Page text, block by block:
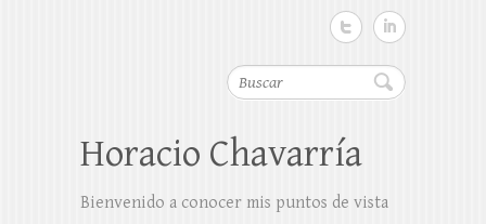
Buscar
Horacio Chavarría
Bienvenido a conocer mis puntos de vista